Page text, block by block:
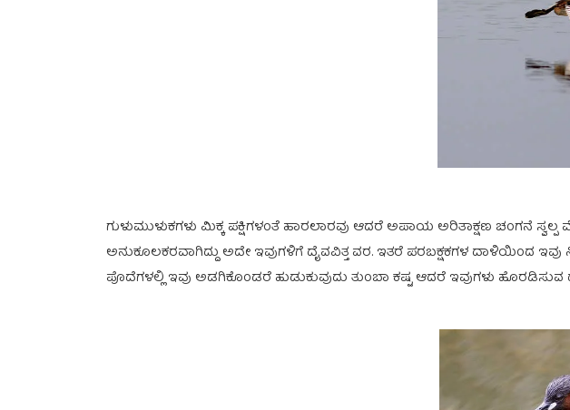
ಗುಳುಮುಳುಕಗಳು ಮಿಕ್ಕ ಪಕ್ಷಿಗಳಂತೆ ಹಾರಲಾರವು ಆದರೆ ಅಪಾಯ ಅರಿತಾಕ್ಷಣ ಚಂಗನೆ
ಅನುಕೂಲಕರವಾಗಿದ್ದು ಅದೇ ಇವುಗಳಿಗೆ ದೈವವಿತ್ತ ವರ. ಇತರೆ ಪರಬಕ್ಷಕಗಳ ದಾಳಿಯಿಂದ ಇವು
ಪೊದೆಗಳಲ್ಲಿ ಇವು ಅಡಗಿಕೊಂಡರೆ ಹುಡುಕುವುದು ತುಂಬಾ ಕಷ್ಟ ಆದರೆ ಇವುಗಳು